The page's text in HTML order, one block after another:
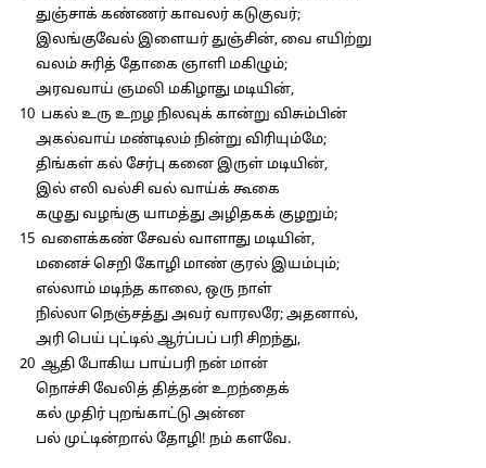
துஞ்சாக் கண்ணர் காவலர் கடுகுவர்;
இலங்குவேல் இளையர் துஞ்சின், வை எயிற்று
வலம் சுரித் தோகை ஞாளி மகிழும்;
அரவவாய் ஞமலி மகிழாது மடியின்,
10 பகல் உரு உறழ நிலவுக் கான்று விசும்பின்
அகல்வாய் மண்டிலம் நின்று விரியும்மே;
திங்கள் கல் சேர்பு கனை இருள் மடியின்,
இல் எலி வல்சி வல் வாய்க் கூகை
கழுது வழங்கு யாமத்து அழிதகக் குழறும்;
15 வளைக்கண் சேவல் வாளாது மடியின்,
மனைச் செறி கோழி மாண் குரல் இயம்பும்;
எல்லாம் மடிந்த காலை, ஒரு நாள்
நில்லா நெஞ்சத்து அவர் வாரலரே; அதனால்,
அரி பெய் புட்டில் ஆர்ப்பப் பரி சிறந்து,
20 ஆதி போகிய பாய்பரி நன் மான்
நொச்சி வேலித் தித்தன் உறந்தைக்
கல் முதிர் புறங்காட்டு அன்ன
பல் முட்டின்றால் தோழி! நம் களவே.